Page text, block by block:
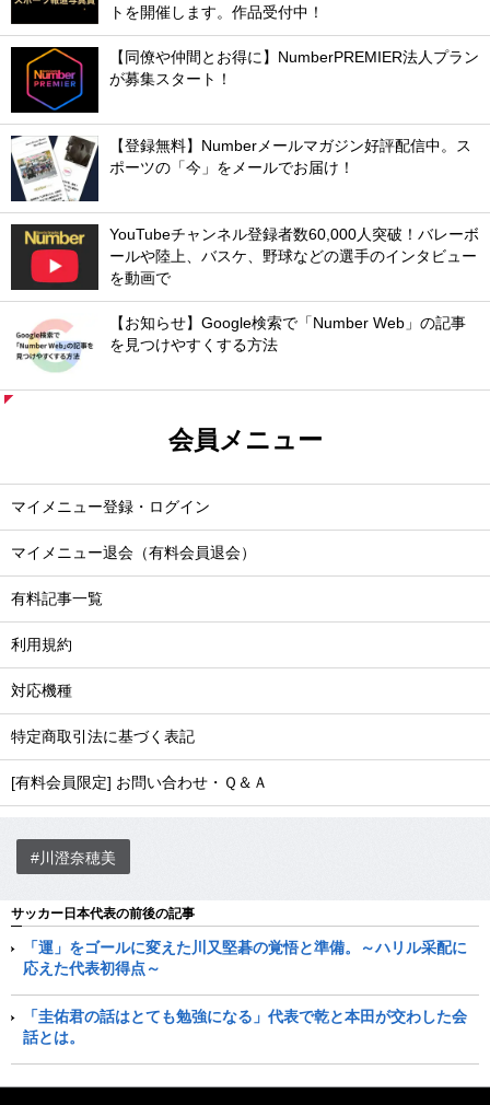
トを開催します。作品受付中！
【同僚や仲間とお得に】NumberPREMIER法人プラン
が募集スタート！
【登録無料】Numberメールマガジン好評配信中。ス
ポーツの「今」をメールでお届け！
YouTubeチャンネル登録者数60,000人突破！バレーボ
ールや陸上、バスケ、野球などの選手のインタビュー
を動画で
【お知らせ】Google検索で「Number Web」の記事
を見つけやすくする方法
会員メニュー
マイメニュー登録・ログイン
マイメニュー退会（有料会員退会）
有料記事一覧
利用規約
対応機種
特定商取引法に基づく表記
[有料会員限定] お問い合わせ・Ｑ＆Ａ
#川澄奈穂美
サッカー日本代表の前後の記事
「運」をゴールに変えた川又堅碁の覚悟と準備。～ハリル采配に
応えた代表初得点～
「圭佑君の話はとても勉強になる」代表で乾と本田が交わした会
話とは。